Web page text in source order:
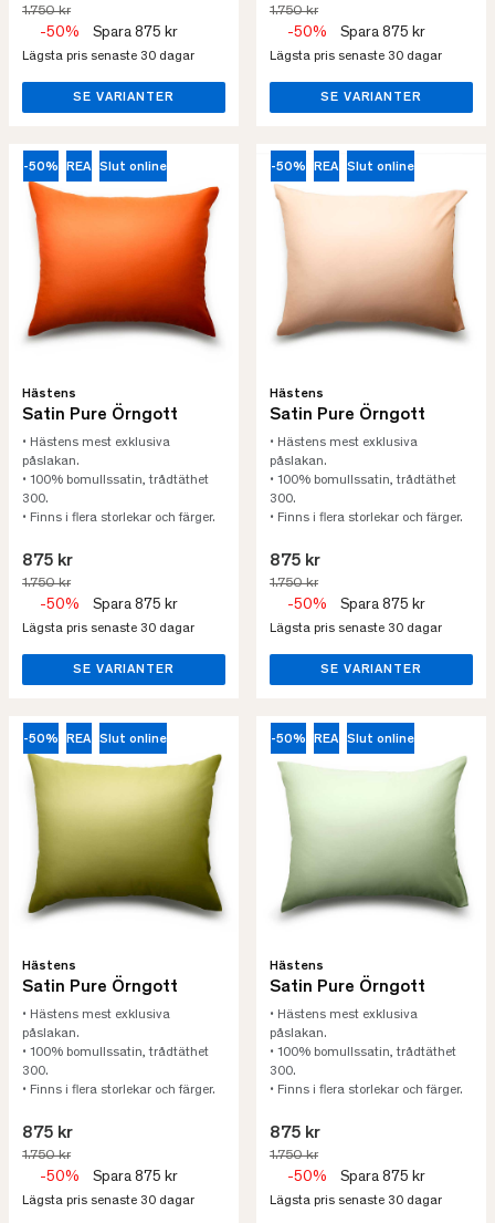
1.750 kr
-50% Spara 875 kr
Lägsta pris senaste 30 dagar
SE VARIANTER
1.750 kr
-50% Spara 875 kr
Lägsta pris senaste 30 dagar
SE VARIANTER
-50% REA Slut online
Hästens
Satin Pure Örngott
• Hästens mest exklusiva
påslakan.
• 100% bomullssatin, trådtäthet
300.
• Finns i flera storlekar och färger.
875 kr
1.750 kr
-50% Spara 875 kr
Lägsta pris senaste 30 dagar
SE VARIANTER
-50% REA Slut online
Hästens
Satin Pure Örngott
• Hästens mest exklusiva
påslakan.
• 100% bomullssatin, trådtäthet
300.
• Finns i flera storlekar och färger.
875 kr
1.750 kr
-50% Spara 875 kr
Lägsta pris senaste 30 dagar
SE VARIANTER
-50% REA Slut online
Hästens
Satin Pure Örngott
• Hästens mest exklusiva
påslakan.
• 100% bomullssatin, trådtäthet
300.
• Finns i flera storlekar och färger.
875 kr
1.750 kr
-50% Spara 875 kr
Lägsta pris senaste 30 dagar
-50% REA Slut online
Hästens
Satin Pure Örngott
• Hästens mest exklusiva
påslakan.
• 100% bomullssatin, trådtäthet
300.
• Finns i flera storlekar och färger.
875 kr
1.750 kr
-50% Spara 875 kr
Lägsta pris senaste 30 dagar